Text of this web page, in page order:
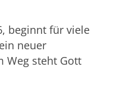
beginnt für viele
neuer
Weg steht Gott